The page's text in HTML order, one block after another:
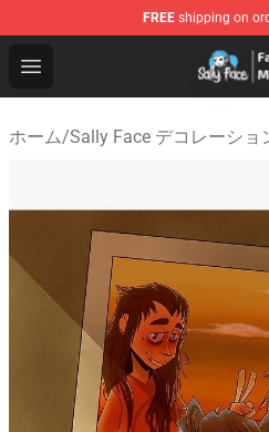
FREE shipping on
Open menu
Sally Face Store - Official
ホーム/Sally Face デコレーショ